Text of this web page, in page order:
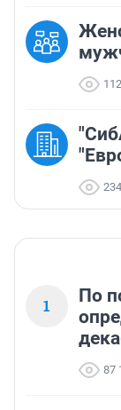
1
По
87